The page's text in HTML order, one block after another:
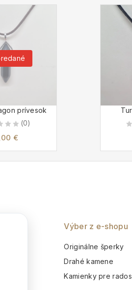
prívesok
(0)
€
Výber z e-shopu
Originálne šperky
Drahé kamene
Kamienky pre